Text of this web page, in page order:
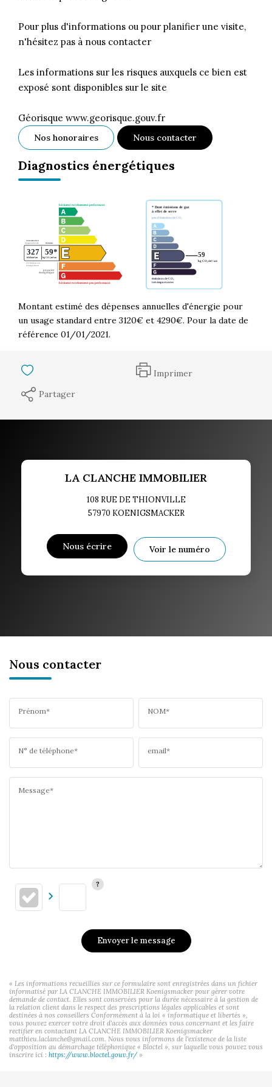
Pour plus d'informations ou pour planifier une visite,
n'hésitez pas à nous contacter
Les informations sur les risques auxquels ce bien est
exposé sont disponibles sur le site
Géorisque www.georisque.gouv.fr
Nos honoraires Nous contacter
Diagnostics énergétiques
Montant estimé des dépenses annuelles d'énergie pour
un usage standard entre 3120€ et 4290€. Pour la date de
référence 01/01/2021.
Imprimer
Partager
LA CLANCHE IMMOBILIER
108 RUE DE THIONVILLE
57970 KOENIGSMACKER
Nous écrire Voir le numéro
Nous contacter
Prénom* NOM*
N° de téléphone* email*
Message*
Envoyer le message
« Les informations recueillies sur ce formulaire sont enregistrées dans un fichier
informatisé par LA CLANCHE IMMOBILIER Koenigsmacker pour gérer votre
demande de contact. Elles sont conservées pour la durée nécessaire à la gestion de
la relation client dans le respect des prescriptions légales applicables et sont
destinées à nos conseillers Conformément à la loi « informatique et libertés »,
vous pouvez exercer votre droit d'accès aux données vous concernant et les faire
rectifier en contactant LA CLANCHE IMMOBILIER Koenigsmacker
matthieu.laclanche@gmail.com. Nous vous informons de l'existence de la liste
d'opposition au démarchage téléphonique « Bloctel », sur laquelle vous pouvez vous
inscrire ici : https://www.bloctel.gouv.fr/»